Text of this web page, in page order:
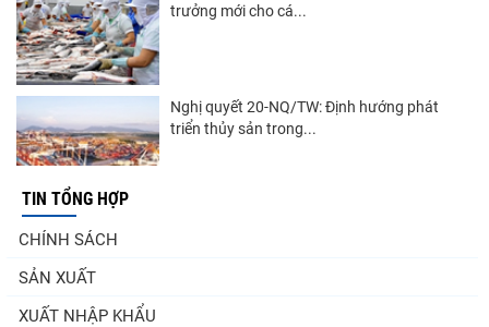
trưởng mới cho cá...
Nghị quyết 20-NQ/TW: Định hướng phát
triển thủy sản trong...
TIN TỔNG HỢP
CHÍNH SÁCH
SẢN XUẤT
XUẤT NHẬP KHẨU